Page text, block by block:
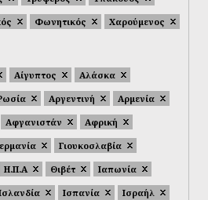
Φωνητικός Χαρούμενος
Αίγυπτος
Αλάσκα
Αργεντινή
Αρμενία
Αφγανιστάν
Αφρική
Γιουκοσλαβία
Η.Π.Α Θιβέτ
Ιαπωνία
Ισπανία
Ισραήλ